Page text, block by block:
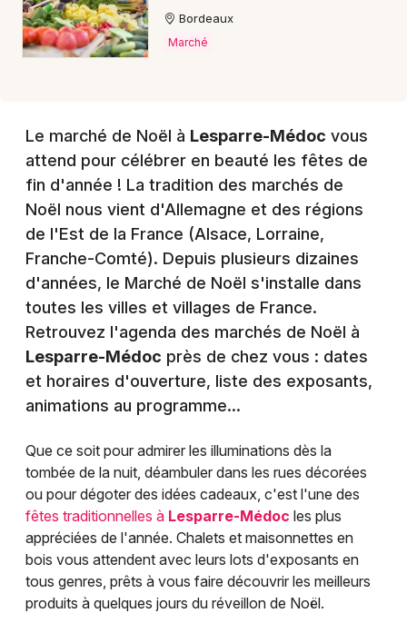
Je m'abonne
Bordeaux
Marché
Le marché de Noël à Lesparre-Médoc vous
attend pour célébrer en beauté les fêtes de
fin d'année ! La tradition des marchés de
Noël nous vient d'Allemagne et des régions
de l'Est de la France (Alsace, Lorraine,
Franche-Comté). Depuis plusieurs dizaines
d'années, le Marché de Noël s'installe dans
toutes les villes et villages de France.
Retrouvez l'agenda des marchés de Noël à
Lesparre-Médoc près de chez vous : dates
et horaires d'ouverture, liste des exposants,
animations au programme...
Que ce soit pour admirer les illuminations dès la
tombée de la nuit, déambuler dans les rues décorées
ou pour dégoter des idées cadeaux, c'est l'une des
fêtes traditionnelles à Lesparre-Médoc les plus
appréciées de l'année. Chalets et maisonnettes en
bois vous attendent avec leurs lots d'exposants en
tous genres, prêts à vous faire découvrir les meilleurs
produits à quelques jours du réveillon de Noël.